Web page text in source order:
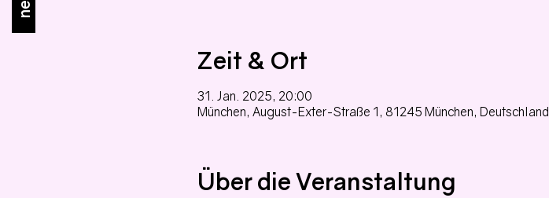
Zeit & Ort
31. Jan. 2025, 20:00
München, August-Exter-Straße 1, 81245 München, Deutschland
Über die Veranstaltung